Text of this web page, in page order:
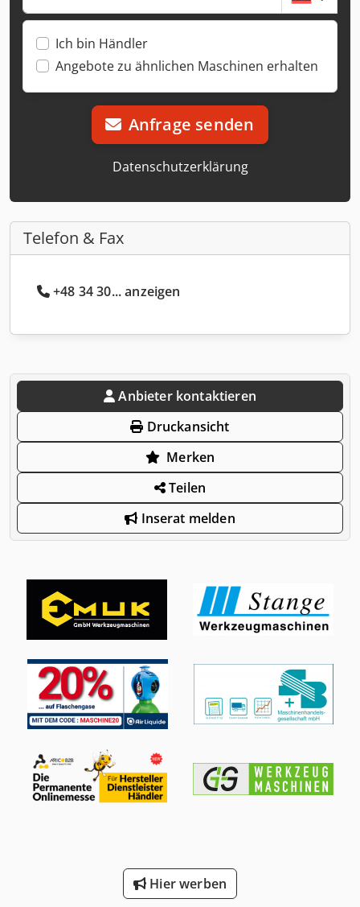
Ich bin Händler
Angebote zu ähnlichen Maschinen erhalten
Anfrage senden
Datenschutzerklärung
Telefon & Fax
+48 34 30... anzeigen
Anbieter kontaktieren
Druckansicht
Merken
Teilen
Inserat melden
Hier werben